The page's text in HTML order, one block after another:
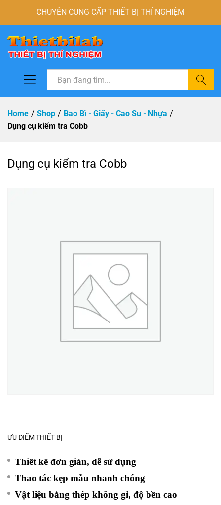
CHUYÊN CUNG CẤP THIẾT BỊ THÍ NGHIỆM
Tìm
Home / Shop / Bao Bì - Giấy - Cao Su - Nhựa /
Dụng cụ kiểm tra Cobb
Dụng cụ kiểm tra Cobb
ƯU ĐIỂM THIẾT BỊ
Thiết kế đơn giản, dễ sử dụng
Thao tác kẹp mẫu nhanh chóng
Vật liệu bằng thép không gỉ, độ bền cao